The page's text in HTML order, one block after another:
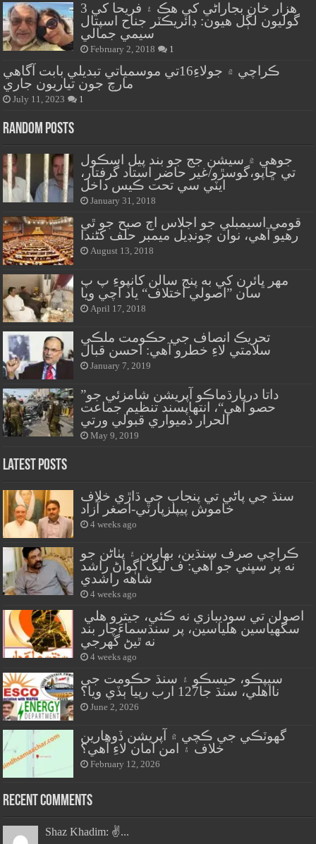
هزار خان بجاراڻي کي هڪ ۽ فريحا کي 3
گوليون لڳل هيون: ڊائريڪٽر جناح اسپتال
سيمي جمالي
February 2, 2018 1
ڪراچي ۾ جولاءِ16تي موسمياتي تبديلي بابت آگاهي
مارچ جون تياريون جاري
July 11, 2023 1
Random Posts
جوهي ۾ سيشن جج جو بند پيل اسڪول
تي ڇاپو،گوسڙو/غير حاضر استاد گرفتار،
ايٽي سي تحت ڪيس داخل
January 31, 2018
قومي اسيمبلي جو اجلاس اڄ صبح جو ٿي
رهيو آهي، نوان چونڊيل ميمبر حلف کڻندا
August 13, 2018
مهر ڀائرن کي به پنج سالن کانپوءِ پ پ
سان ”اصولي اختلاف“ ياد اچي ويا
April 17, 2018
تحريڪ انصاف جي حڪومت ملڪي
سلامتي لاءِ خطرو آهي: احسن قبال
January 7, 2019
”داتا درٻارڌماڪو آپريشن شامزئي جو
حصو آهي“، انتهاپسند تنظيم جماعت
الحرار ذميواري قبولي ورتي
May 9, 2019
Latest Posts
سنڌ جي پاڻي تي پنجاب جي ڌاڙي خلاف
خاموش پيپلزپارٽي-اصغر آزاد
4 weeks ago
ڪراچي صرف سنڌين، بهارين ۽ پٺاڻن جو
نه پر سڀني جو آهي: ف ليگ اڳواڻ راشد
شاهه راشدي
4 weeks ago
سگهياسين هلياسين، پر سنڌسماءَچار بند
نه ٿيڻ گهرجي
4 weeks ago
سيپڪو، حيسڪو ۽ سنڌ حڪومت جي
نااهلي، سنڌ جا127 ارب رپيا ٻڏي ويا؟
June 2, 2026
گهوٽڪي جي ڪچي ۾ آپريشن ڏوهارين
خلاف ۽ امن امان لاءِ آهي؟
February 12, 2026
Recent Comments
Shaz Khadim: ✌️...